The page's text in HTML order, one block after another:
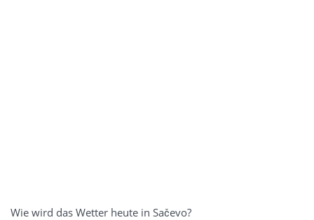
Wie wird das Wetter heute in Sačevo?